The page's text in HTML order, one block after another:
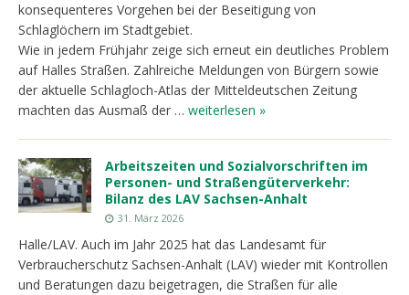
konsequenteres Vorgehen bei der Beseitigung von
Schlaglöchern im Stadtgebiet.
Wie in jedem Frühjahr zeige sich erneut ein deutliches Problem
auf Halles Straßen. Zahlreiche Meldungen von Bürgern sowie
der aktuelle Schlagloch-Atlas der Mitteldeutschen Zeitung
machten das Ausmaß der … weiterlesen »
Arbeitszeiten und Sozialvorschriften im
Personen- und Straßengüterverkehr:
Bilanz des LAV Sachsen-Anhalt
31. März 2026
Halle/LAV. Auch im Jahr 2025 hat das Landesamt für
Verbraucherschutz Sachsen-Anhalt (LAV) wieder mit Kontrollen
und Beratungen dazu beigetragen, die Straßen für alle